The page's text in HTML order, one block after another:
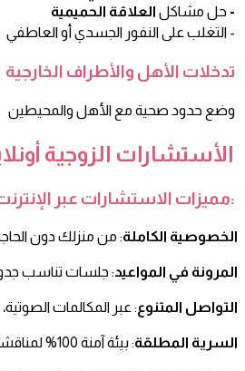
حل مشاكل العلاقة الحميمية -
التغلب على النفور الجسدي أو العاطفي -
تدخلات الأهل والأطراف الخارجية
الأستشارات الزوجية
مميزات الاستشارات عبر الإنترنت:
الخصوصية الكاملة: من منزلك دون
المرونة في المواعيد: جلسات تناسب
التواصل المتنوع: عبر المكالمات
السرية المطلقة: بيئة آمنة 100% لمناقشة أدق التفاصيل